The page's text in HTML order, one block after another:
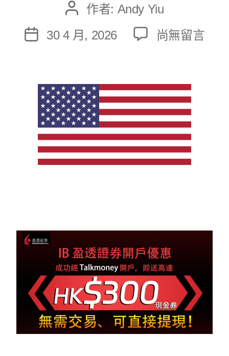
文
章
作者: Andy Yiu
文
佈
日
期
30 4 月, 2026
在
新
美
股
買
賣
間
好？
證
券
行
佣
尚無留言